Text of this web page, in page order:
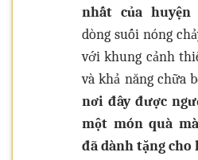
nhất của
dòng suối nóng
với khung cảnh
và khả năng chữa
nơi đây được
một món quà
đã dành tặng cho